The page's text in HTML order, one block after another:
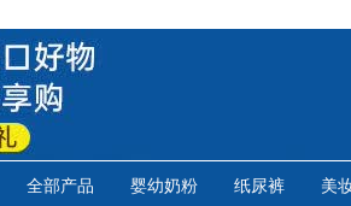
全部产品 婴幼奶粉 纸尿裤 美